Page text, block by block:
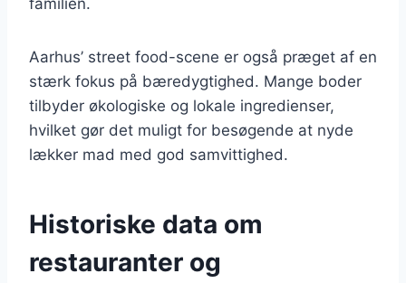
Aarhus’ street food-scene er også præget af en
stærk fokus på bæredygtighed. Mange boder
tilbyder økologiske og lokale ingredienser,
hvilket gør det muligt for besøgende at nyde
lækker mad med god samvittighed.
Historiske data om
restauranter og